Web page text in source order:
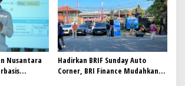
Nusantara
Hadirkan BRIF Sunday Auto
Corner, BRI Finance Mudahkan